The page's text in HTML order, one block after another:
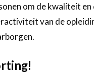
om de kwaliteit en
van de